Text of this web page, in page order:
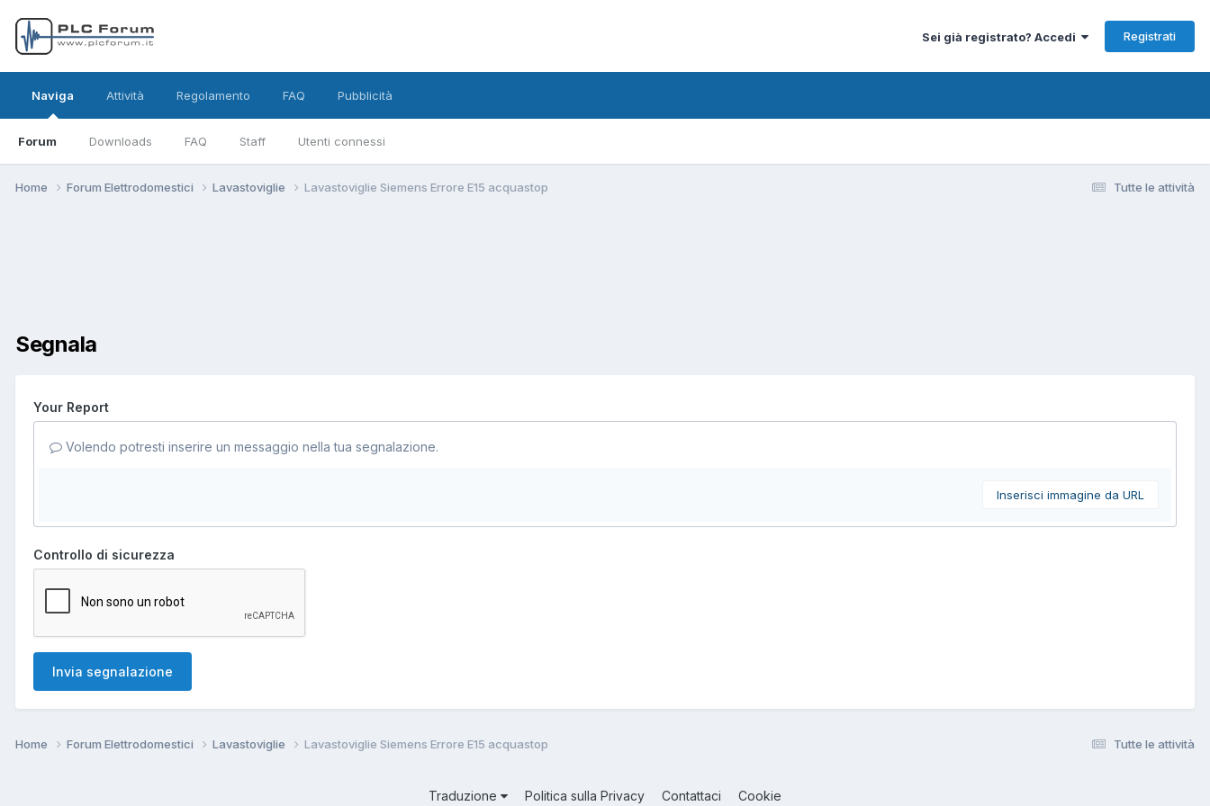
Sei già registrato? Accedi Registrati
Naviga
Forum Downloads FAQ Staff Utenti connessi
Attività Regolamento FAQ Pubblicità
Tutte le attività
Home Forum Elettrodomestici Lavastoviglie Lavastoviglie Siemens Errore E15 acquastop
Segnala
Your Report
Volendo potresti inserire un messaggio nella tua segnalazione.
Inserisci immagine da URL
Controllo di sicurezza
Invia segnalazione
Tutte le attività
Home Forum Elettrodomestici Lavastoviglie Lavastoviglie Siemens Errore E15 acquastop
Traduzione Politica sulla Privacy Contattaci Cookie